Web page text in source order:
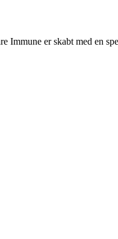
er skabt med en